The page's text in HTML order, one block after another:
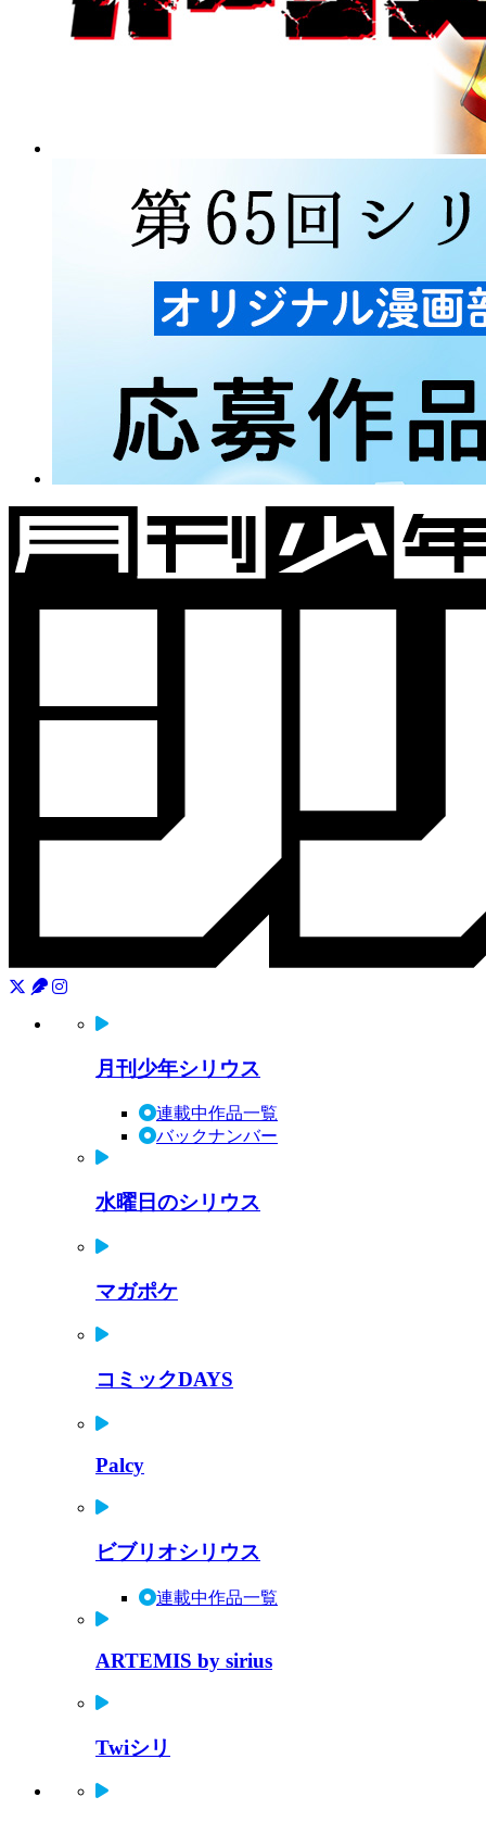
月刊少年シリウス
連載中作品一覧
バックナンバー
水曜日のシリウス
マガポケ
コミックDAYS
Palcy
ビブリオシリウス
連載中作品一覧
ARTEMIS by sirius
Twiシリ